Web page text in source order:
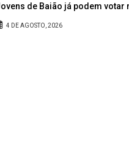
de Almeida
de Baião já podem votar
4 DE AGOSTO, 2026